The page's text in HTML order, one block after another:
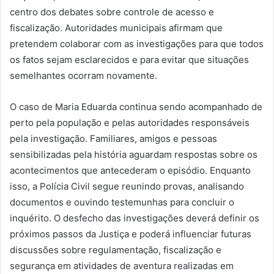
centro dos debates sobre controle de acesso e
fiscalização. Autoridades municipais afirmam que
pretendem colaborar com as investigações para que todos
os fatos sejam esclarecidos e para evitar que situações
semelhantes ocorram novamente.
O caso de Maria Eduarda continua sendo acompanhado de
perto pela população e pelas autoridades responsáveis
pela investigação. Familiares, amigos e pessoas
sensibilizadas pela história aguardam respostas sobre os
acontecimentos que antecederam o episódio. Enquanto
isso, a Polícia Civil segue reunindo provas, analisando
documentos e ouvindo testemunhas para concluir o
inquérito. O desfecho das investigações deverá definir os
próximos passos da Justiça e poderá influenciar futuras
discussões sobre regulamentação, fiscalização e
segurança em atividades de aventura realizadas em